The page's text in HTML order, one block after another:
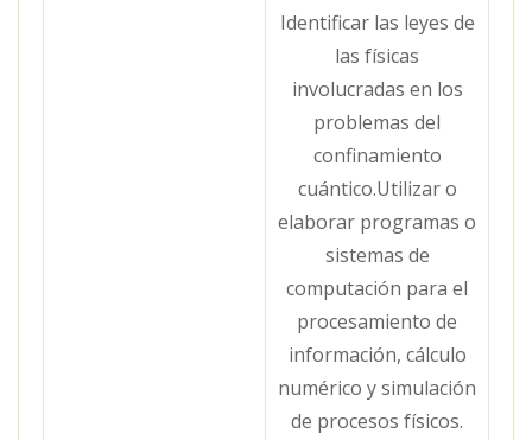
Identificar las leyes de
las físicas
involucradas en los
problemas del
confinamiento
cuántico.Utilizar o
elaborar programas o
sistemas de
computación para el
procesamiento de
información, cálculo
numérico y simulación
de procesos físicos.